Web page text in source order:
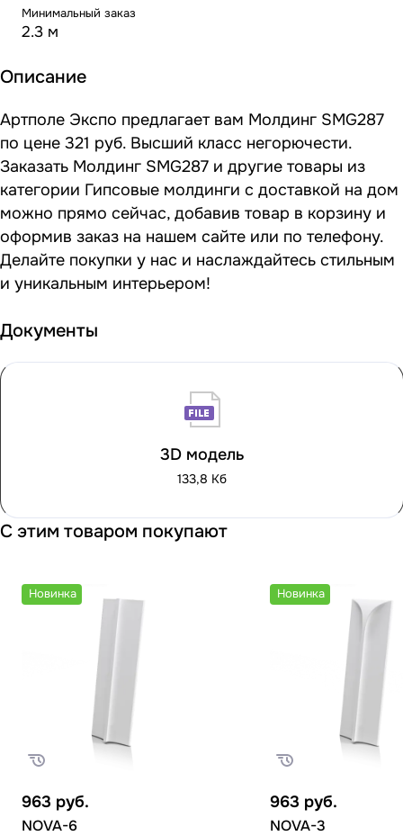
Минимальный заказ
2.3 м
Описание
Артполе Экспо предлагает вам Молдинг SMG287
по цене 321 руб. Высший класс негорючести.
Заказать Молдинг SMG287 и другие товары из
категории Гипсовые молдинги с доставкой на дом
можно прямо сейчас, добавив товар в корзину и
оформив заказ на нашем сайте или по телефону.
Делайте покупки у нас и наслаждайтесь стильным
и уникальным интерьером!
Документы
3D модель
133,8 Кб
С этим товаром покупают
Новинка
963 руб.
NOVA-6
Новинка
963 руб.
NOVA-3